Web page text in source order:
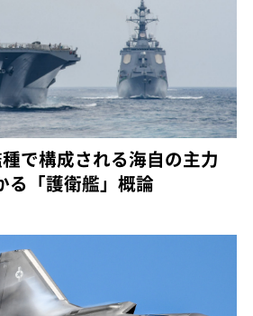
で構成される海自の主力
「護衛艦」概論